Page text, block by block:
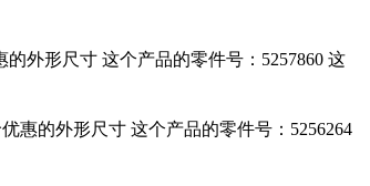
外形尺寸 这个产品的零件号：5257860 这
惠的外形尺寸 这个产品的零件号：5256264